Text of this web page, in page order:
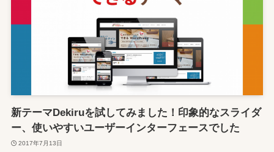
新テーマDekiruを試してみました！印象的なスライダ
ー、使いやすいユーザーインターフェースでした
2017年7月13日